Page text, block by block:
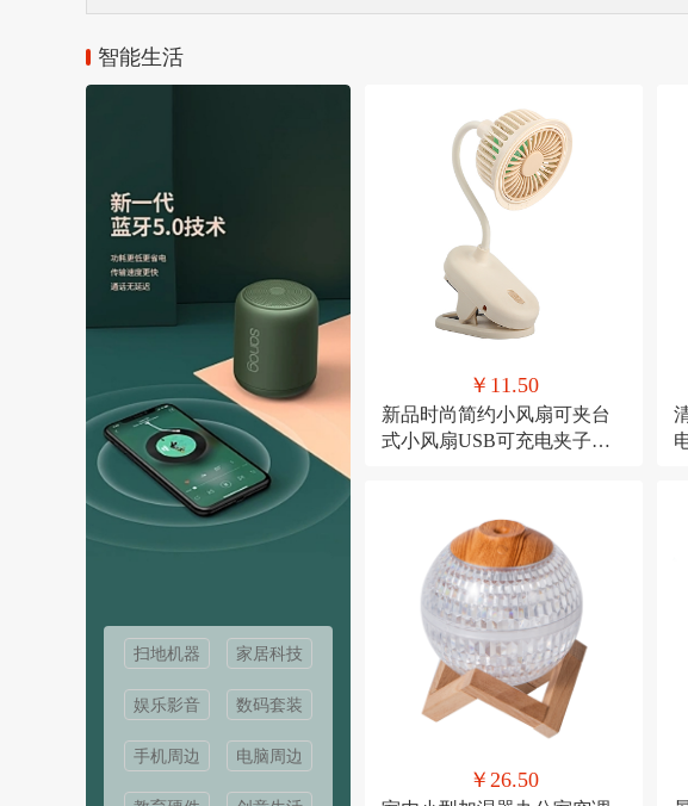
智能生活
扫地机器 家居科技
娱乐影音 数码套装
手机周边 电脑周边
￥11.50
新品时尚简约小风扇可夹台
式小风扇USB可充电夹子式
￥26.50